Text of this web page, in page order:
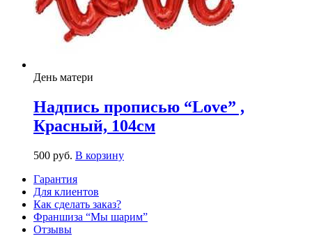
День матери
Надпись прописью “Love” ,
Красный, 104см
500 руб. В корзину
Гарантия
Для клиентов
Как сделать заказ?
Франшиза “Мы шарим”
Отзывы